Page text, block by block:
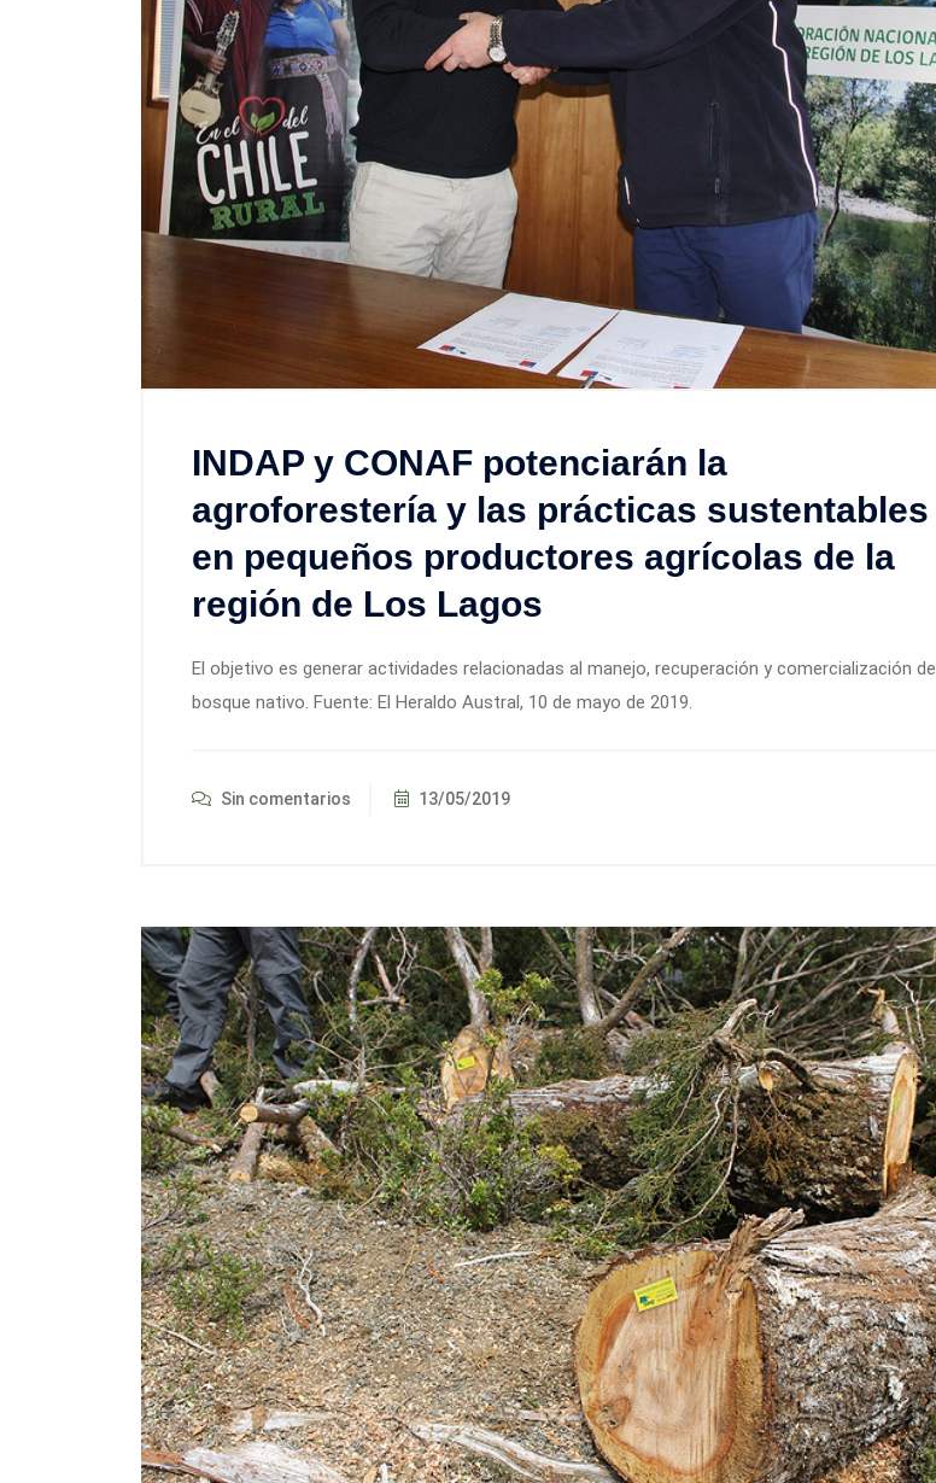
INDAP y CONAF potenciarán la
agroforestería y las prácticas sustentables
en pequeños productores agrícolas de la
región de Los Lagos
El objetivo es generar actividades relacionadas al manejo, recuperación y comercialización del
bosque nativo. Fuente: El Heraldo Austral, 10 de mayo de 2019.
Sin comentarios 13/05/2019